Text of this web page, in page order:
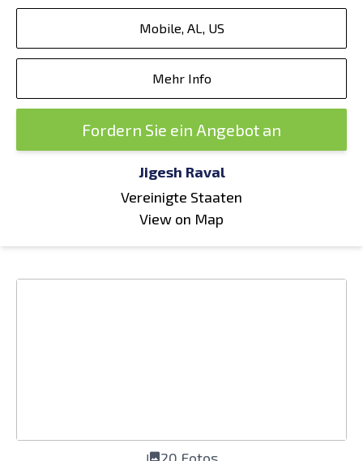
Mobile, AL, US
Mehr Info
Fordern Sie ein Angebot an
Jigesh Raval
Vereinigte Staaten
View on Map